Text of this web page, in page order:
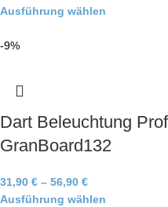
Ausführung wählen
-9%
Dart Beleuchtung
GranBoard132
31,90 € – 56,90 €
Ausführung wählen